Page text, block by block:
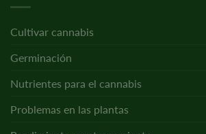
Cultivar cannabis
Germinación
Nutrientes para el cannabis
Problemas en las plantas